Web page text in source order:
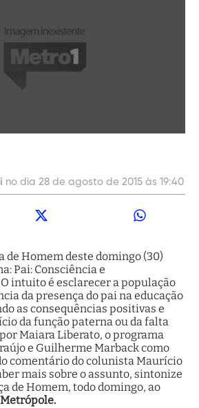
no dia 28 de agosto de 2015 às 19:40
de Homem deste domingo (30)
Pai: Consciência e
intuito é esclarecer a população
da presença do pai na educação
as consequências positivas e
da função paterna ou da falta
Maiara Liberato, o programa
e Guilherme Marback como
comentário do colunista Maurício
mais sobre o assunto, sintonize
de Homem, todo domingo, ao